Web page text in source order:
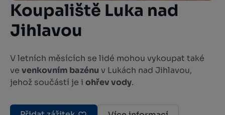
Koupaliště Luka nad
Jihlavou
V letních měsících se lidé mohou vykoupat také
ve venkovním bazénu v Lukách nad Jihlavou,
jehož součástí je i ohřev vody.